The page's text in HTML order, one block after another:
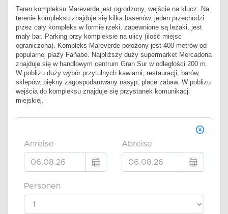
Teren kompleksu Mareverde jest ogrodzony, wejście na klucz. Na
terenie kompleksu znajduje się kilka basenów, jeden przechodzi
przez cały kompleks w formie rzeki, zapewnione są leżaki, jest
mały bar. Parking przy kompleksie na ulicy (ilość miejsc
ograniczona). Kompleks Mareverde położony jest 400 metrów od
popularnej plaży Fañabe. Najbliższy duży supermarket Mercadona
znajduje się w handlowym centrum Gran Sur w odległości 200 m.
W pobliżu duży wybór przytulnych kawiarni, restauracji, barów,
sklepów, piękny zagospodarowany nasyp, place zabaw. W pobliżu
wejścia do kompleksu znajduje się przystanek komunikacji
miejskiej.